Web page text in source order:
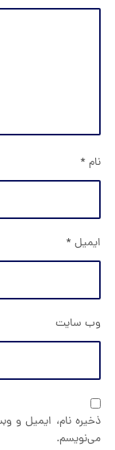
نام *
ایمیل *
وب‌ سایت
ذخیره نام، ایمیل و
می‌نویسم.